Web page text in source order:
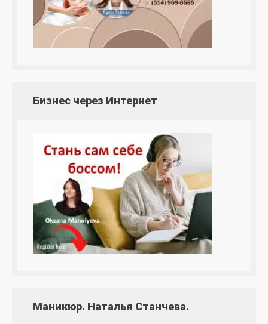
Бизнес через Интернет
Маникюр. Наталья Станчева.